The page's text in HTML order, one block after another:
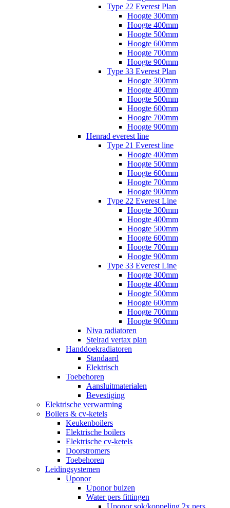
Type 22 Everest Plan
Hoogte 300mm
Hoogte 400mm
Hoogte 500mm
Hoogte 600mm
Hoogte 700mm
Hoogte 900mm
Type 33 Everest Plan
Hoogte 300mm
Hoogte 400mm
Hoogte 500mm
Hoogte 600mm
Hoogte 700mm
Hoogte 900mm
Henrad everest line
Type 21 Everest line
Hoogte 400mm
Hoogte 500mm
Hoogte 600mm
Hoogte 700mm
Hoogte 900mm
Type 22 Everest Line
Hoogte 300mm
Hoogte 400mm
Hoogte 500mm
Hoogte 600mm
Hoogte 700mm
Hoogte 900mm
Type 33 Everest Line
Hoogte 300mm
Hoogte 400mm
Hoogte 500mm
Hoogte 600mm
Hoogte 700mm
Hoogte 900mm
Niva radiatoren
Stelrad vertax plan
Handdoekradiatoren
Standaard
Elektrisch
Toebehoren
Aansluitmaterialen
Bevestiging
Elektrische verwarming
Boilers & cv-ketels
Keukenboilers
Elektrische boilers
Elektrische cv-ketels
Doorstromers
Toebehoren
Leidingsystemen
Uponor
Uponor buizen
Water pers fittingen
Uponor sok/koppeling 2x pers